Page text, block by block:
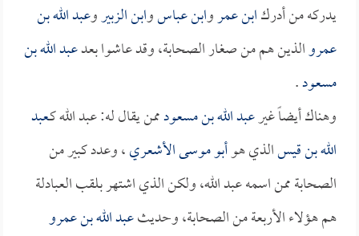
يدركه من أدركابن عمروابن عباسوابن الزبيروعبد الله بن
عمروالذين هم من صغار الصحابة، وقد عاشوا بعدعبد الله بن
مسعود.
وهناك أيضاً غيرعبد الله بن مسعودممن يقال له: عبد الله كـعبد
الله بن قيسالذي هوأبو موسى الأشعري، وعدد كبير من
الصحابة ممن اسمه عبد الله، ولكن الذي اشتهر بلقب العبادلة
هم هؤلاء الأربعة من الصحابة، وحديثعبد الله بن عمرو